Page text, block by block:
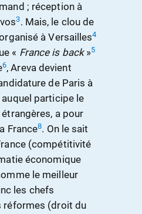
; réception à
3. Mais, le clou de
à Versailles4
« France is back»5
6, Areva devient
de Paris à
auquel participe le
a pour
France8. On le sait
(compétitivité
économique
le meilleur
les chefs
réformes (droit du